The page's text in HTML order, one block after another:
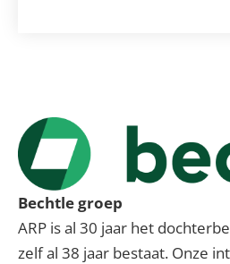
Bechtle groep
ARP is al 30 jaar het
zelf al 38 jaar bestaat. Onze